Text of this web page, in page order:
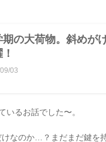
期の大荷物。斜めが
03
いるお話でした〜。
なのか…？まだまだ鍵を